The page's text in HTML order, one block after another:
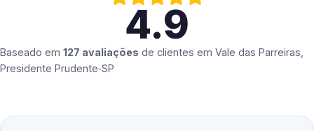
4.9
Baseado em 127 avaliações de clientes em Vale das Parreiras,
Presidente Prudente‑SP